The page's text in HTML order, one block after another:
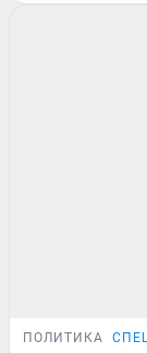
ПОЛИТИКА